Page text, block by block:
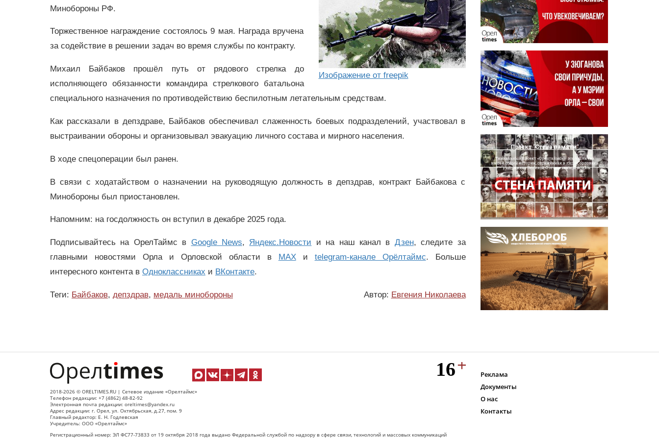
Изображение от freepik
Минобороны РФ.
Торжественное награждение состоялось 9 мая. Награда вручена
за содействие в решении задач во время службы по контракту.
Михаил Байбаков прошёл путь от рядового стрелка до
исполняющего обязанности командира стрелкового батальона
специального назначения по противодействию беспилотным летательным средствам.
Как рассказали в депздраве, Байбаков обеспечивал слаженность боевых подразделений, участвовал в
выстраивании обороны и организовывал эвакуацию личного состава и мирного населения.
В ходе спецоперации был ранен.
В связи с ходатайством о назначении на руководящую должность в депздрав, контракт Байбакова с
Минобороны был приостановлен.
Напомним: на госдолжность он вступил в декабре 2025 года.
Подписывайтесь на ОрелТаймс в Google News, Яндекс.Новости и на наш канал в Дзен, следите за
главными новостями Орла и Орловской области в
MAXи telegram-канале Орёлтаймс. Больше
интересного контента в Одноклассниках и ВКонтакте.
Теги: Байбаков, депздрав, медаль минобороны Автор: Евгения Николаева
2018-2026 © ORELTIMES.RU | Сетевое издание «Орелтаймс»
Телефон редакции: +7 (4862) 48-82-92
Электронная почта редакции: oreltimes@yandex.ru
Адрес редакции: г. Орел, ул. Октябрьская, д.27, пом. 9
Главный редактор: Е. Н. Годлевская
Учредитель: ООО «Орелтаймс»
Регистрационный номер: ЭЛ ФС77-73833 от 19 октября 2018 года выдано Федеральной службой по надзору в сфере связи, технологий и массовых коммуникаций
Реклама
Документы
О нас
Контакты